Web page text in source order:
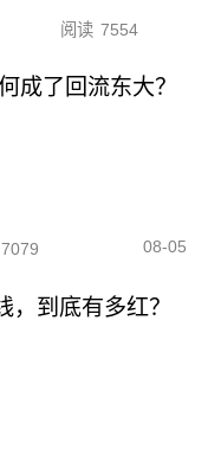
阅读 7554
成了回流东大？
7079 08-05
到底有多红？